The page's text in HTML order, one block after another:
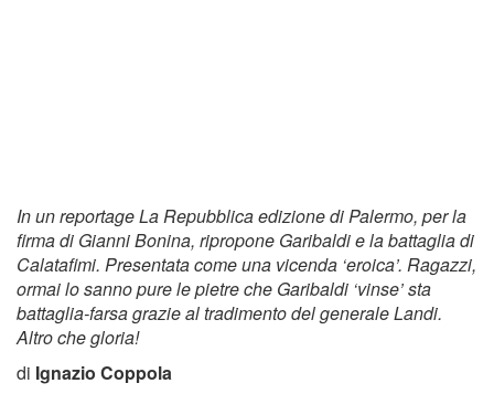
In un reportage La Repubblica edizione di Palermo, per la
firma di Gianni Bonina, ripropone Garibaldi e la battaglia di
Calatafimi. Presentata come una vicenda ‘eroica’. Ragazzi,
ormai lo sanno pure le pietre che Garibaldi ‘vinse’ sta
battaglia-farsa grazie al tradimento del generale Landi.
Altro che gloria!
di Ignazio Coppola